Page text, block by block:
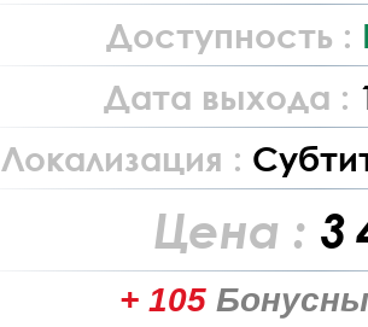
Доступность :
Дата выхода :
Локализация :
Цена : 3
+ 105